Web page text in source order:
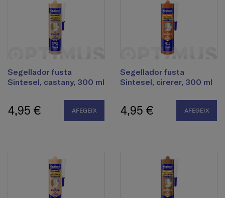
Segellador fusta
Sintesel, castany, 300 ml
4,95 € AFEGEIX
Segellador fusta
Sintesel, cirerer, 300 ml
4,95 € AFEGEIX